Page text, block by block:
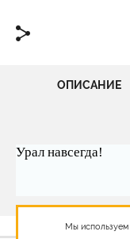
ОПИСАНИЕ
Урал навсегда!
Мы используем